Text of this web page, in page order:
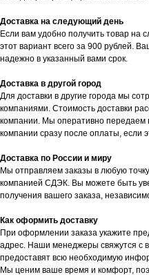
Доставка на следующий день
Если вам удобно получить товар
этот вариант всего за 900 рублей.
надежно в указанный вами срок.
Доставка в другой город
Для доставки в другие города мы
компаниями. Стоимость доставки
компании. Мы оперативно передаем
компании сразу после оплаты, если
Доставка по России и миру
Мы отправляем заказы в любую
компанией СДЭК. Вы можете быть
получения вашего заказа,
Как оформить доставку
При оформлении заказа укажите
адрес. Наши менеджеры свяжутся с
предоставят всю необходимую
Мы ценим ваше время и комфорт,